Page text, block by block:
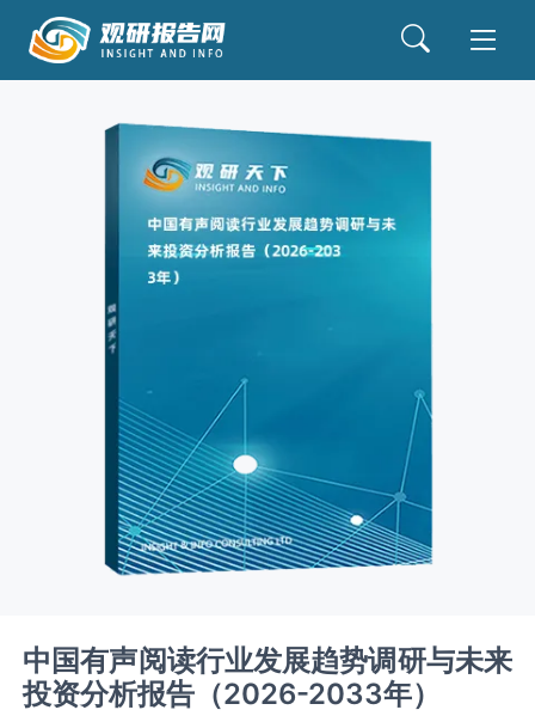
中国有声阅读行业发展趋势调研与未来
投资分析报告（2026-2033年）